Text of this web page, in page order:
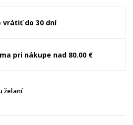
vrátiť do 30 dní
pri nákupe nad 80.00 €
želaní